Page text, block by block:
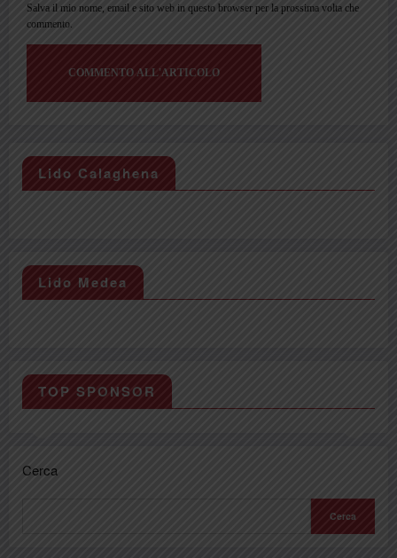
Salva il mio nome, email e sito web in questo browser per la prossima volta che
commento.
Lido Calaghena
Lido Medea
TOP SPONSOR
Cerca
Cerca